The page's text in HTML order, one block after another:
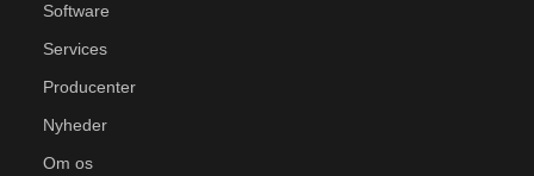
Software
Services
Producenter
Nyheder
Om os